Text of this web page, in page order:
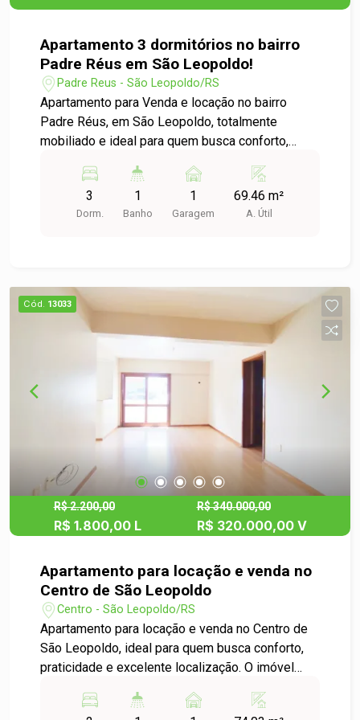
Apartamento 3 dormitórios no bairro
Padre Réus em São Leopoldo!
Padre Reus - São Leopoldo/RS
Apartamento para Venda e locação no bairro
Padre Réus, em São Leopoldo, totalmente
mobiliado e ideal para quem busca conforto,
imóvel conta com 3 dormitórios bem distribuídos,
proporcionando espaços confortáveis para toda a
família. Os ambientes são bem iluminados e
apartamento dispõe de 3 aparelhos de ar-
condicionado nos dormitórios e 1 ar-
condicionado split potente na sala, mantendo os
ambientes sempre na temperatura ideal.
Localizado em um condomínio com excelente
infraestrutura, o imóvel oferece segurança e
qualidade de vida. Além disso, está em uma
região estratégica, com fácil acesso ao centro da
cidade, próximo à Universidade do Vale do Rio
dos Sinos (Unisinos), ao Santuário do Sagrado
Coração de Jesus Padre Reus, à estação de trem
e a supermercados, comércios e diversos
serviços essenciais. Agende sua visita e
oferecer para o seu dia a dia!
3
Dorm.
1
Banho
1
Garagem
69.46 m²
A. Útil
Cód. 13033
R$ 2.200,00
R$ 1.800,00 L
R$ 340.000,00
R$ 320.000,00 V
Apartamento para locação e venda no
Centro de São Leopoldo
Centro - São Leopoldo/RS
Apartamento para locação e venda no Centro de
São Leopoldo, ideal para quem busca conforto,
praticidade e excelente localização. O imóvel
distribuídos, naturais bem iluminados e arejados,